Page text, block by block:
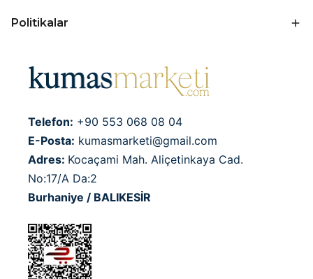
Politikalar
Telefon: +90 553 068 08 04
E-Posta: kumasmarketi@gmail.com
Adres: Kocaçami Mah. Aliçetinkaya Cad.
No:17/A Da:2
Burhaniye / BALIKESİR